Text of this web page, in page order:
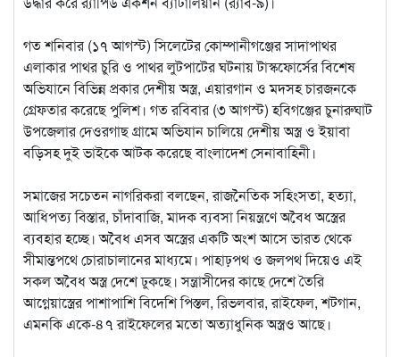
গত শনিবার (১৭ আগস্ট) সিলেটের কোম্পানীগঞ্জের সাদাপাথর
এলাকার পাথর চুরি ও পাথর লুটপাটের ঘটনায় টাস্কফোর্সের বিশেষ
অভিযানে বিভিন্ন প্রকার দেশীয় অস্ত্র, এয়ারগান ও মদসহ চারজনকে
গ্রেফতার করেছে পুলিশ। গত রবিবার (৩ আগস্ট) হবিগঞ্জের চুনারুঘাট
উপজেলার দেওরগাছ গ্রামে অভিযান চালিয়ে দেশীয় অস্ত্র ও ইয়াবা
বড়িসহ দুই ভাইকে আটক করেছে বাংলাদেশ সেনাবাহিনী।
সমাজের সচেতন নাগরিকরা বলছেন, রাজনৈতিক সহিংসতা, হত্যা,
আধিপত্য বিস্তার, চাঁদাবাজি, মাদক ব্যবসা নিয়ন্ত্রণে অবৈধ অস্ত্রের
ব্যবহার হচ্ছে। অবৈধ এসব অস্ত্রের একটি অংশ আসে ভারত থেকে
সীমান্তপথে চোরাচালানের মাধ্যমে। পাহাঢ়পথ ও জলপথ দিয়েও এই
সকল অবৈধ অস্ত্র দেশে ঢুকছে। সন্ত্রাসীদের কাছে দেশে তৈরি
আগ্নেয়াস্ত্রের পাশাপাশি বিদেশি পিস্তল, রিভলবার, রাইফেল, শটগান,
এমনকি একে-৪৭ রাইফেলের মতো অত্যাধুনিক অস্ত্রও আছে।